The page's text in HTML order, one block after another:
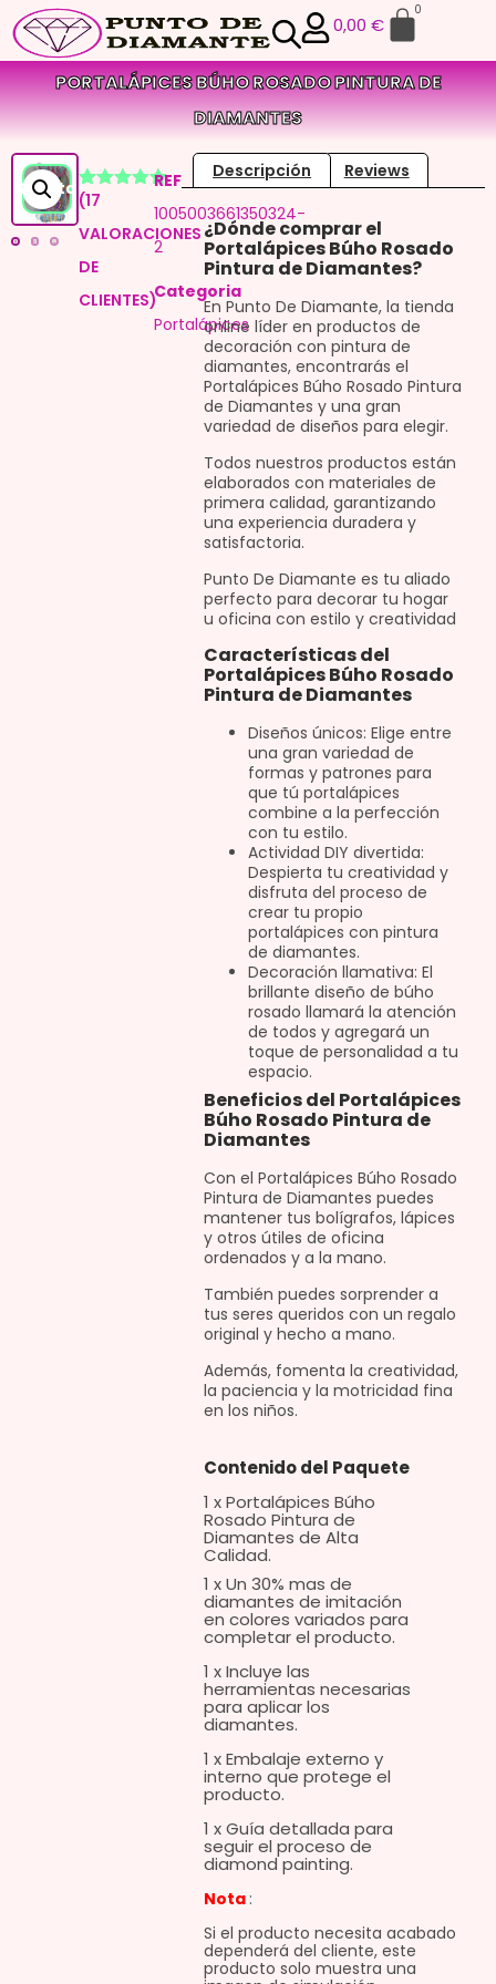
0,00 €
0
PORTALÁPICES BÚHO ROSADO PINTURA DE
DIAMANTES
¡Oferta!
Valorado
de 5 en
16
valoraciones
clientes
(17
VALORACIONES
DE
CLIENTES)
REF
1005003661350324-
2
Categoria
Portalápices
Descripción Reviews
¿Dónde comprar el
Portalápices Búho Rosado
Pintura de Diamantes?
En Punto De Diamante, la tienda
online líder en productos de
decoración con pintura de
diamantes, encontrarás el
Portalápices Búho Rosado Pintura
de Diamantes y una gran
variedad de diseños para elegir.
Todos nuestros productos están
elaborados con materiales de
primera calidad, garantizando
una experiencia duradera y
satisfactoria.
Punto De Diamante es tu aliado
perfecto para decorar tu hogar
u oficina con estilo y creatividad
Características del
Portalápices Búho Rosado
Pintura de Diamantes
Diseños únicos: Elige entre
una gran variedad de
formas y patrones para
que tú portalápices
combine a la perfección
con tu estilo.
Actividad DIY divertida:
Despierta tu creatividad y
disfruta del proceso de
crear tu propio
portalápices con pintura
de diamantes.
Decoración llamativa: El
brillante diseño de búho
rosado llamará la atención
de todos y agregará un
toque de personalidad a tu
espacio.
Beneficios del Portalápices
Búho Rosado Pintura de
Diamantes
Con el Portalápices Búho Rosado
Pintura de Diamantes puedes
mantener tus bolígrafos, lápices
y otros útiles de oficina
ordenados y a la mano.
También puedes sorprender a
tus seres queridos con un regalo
original y hecho a mano.
Además, fomenta la creatividad,
la paciencia y la motricidad fina
en los niños.
Contenido del Paquete
1 x Portalápices Búho
Rosado Pintura de
Diamantes de Alta
Calidad.
1 x Un 30% mas de
diamantes de imitación
en colores variados para
completar el producto.
1 x Incluye las
herramientas necesarias
para aplicar los
diamantes.
1 x Embalaje externo y
interno que protege el
producto.
1 x Guía detallada para
seguir el proceso de
diamond painting.
Nota :
Si el producto necesita acabado
dependerá del cliente, este
producto solo muestra una